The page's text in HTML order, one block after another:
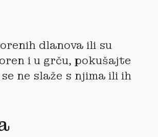
dlanova ili su
i u grču, pokušajte
ne slaže s njima ili ih